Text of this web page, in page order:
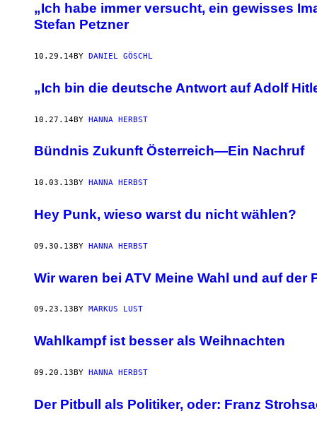
„Ich habe immer versucht, ein gewisses
Stefan Petzner
10.29.14BY DANIEL GÖSCHL
„Ich bin die deutsche Antwort auf Adolf
10.27.14BY HANNA HERBST
Bündnis Zukunft Österreich—Ein Nachruf
10.03.13 BY HANNA HERBST
Hey Punk, wieso warst du nicht wählen?
09.30.13BY HANNA HERBST
Wir waren bei ATV Meine Wahl und auf der
09.23.13 BY MARKUS LUST
Wahlkampf ist besser als Weihnachten
09.20.13BY HANNA HERBST
Der Pitbull als Politiker, oder: Franz